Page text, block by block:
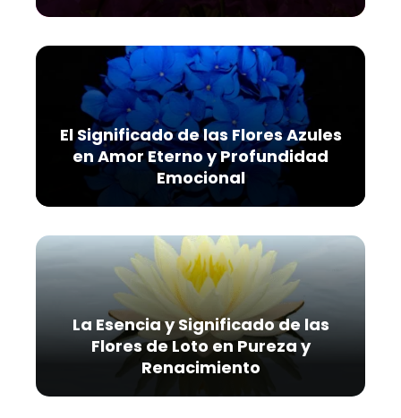
El Significado de las Flores Azules
en Amor Eterno y Profundidad
Emocional
La Esencia y Significado de las
Flores de Loto en Pureza y
Renacimiento